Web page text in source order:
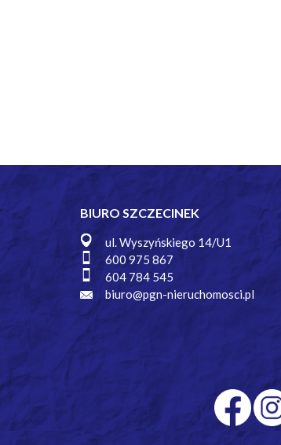
BIURO SZCZECINEK
ul. Wyszyńskiego 14/U1
600 975 867
604 784 545
biuro@pgn-nieruchomosci.pl